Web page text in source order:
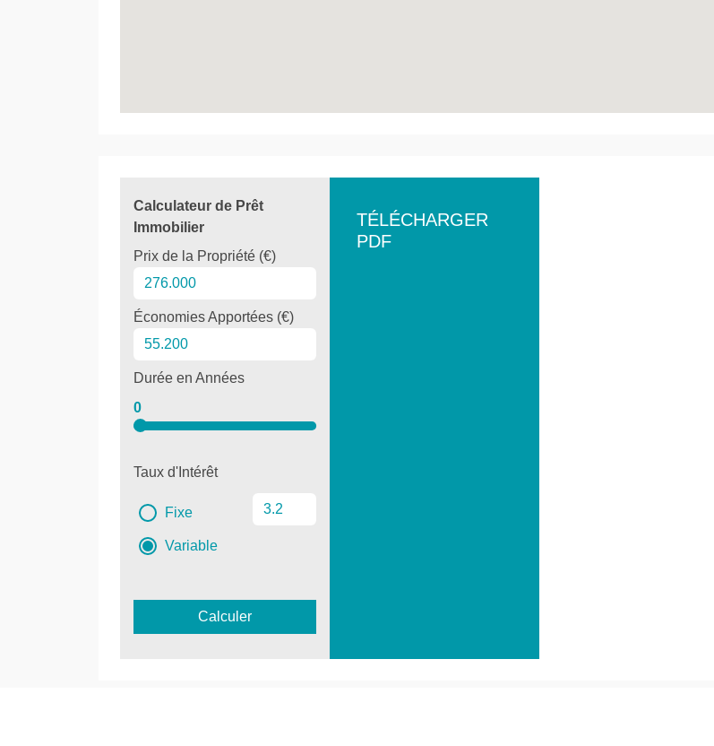
Calculateur de Prêt
Immobilier
Prix de la Propriété (€)
Économies Apportées (€)
Durée en Années
0
Taux d'Intérêt
Fixe
Variable
Calculer
TÉLÉCHARGER
PDF